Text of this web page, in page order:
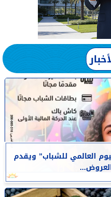
العالمي للشباب” ويقدم